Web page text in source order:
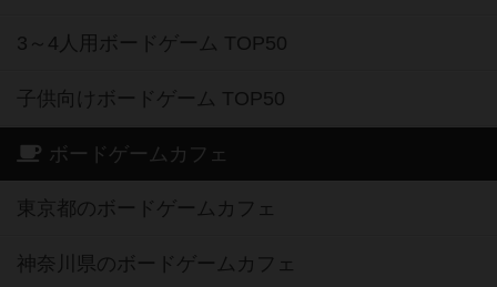
3～4人用ボードゲーム TOP50
子供向けボードゲーム TOP50
ボードゲームカフェ
東京都のボードゲームカフェ
神奈川県のボードゲームカフェ